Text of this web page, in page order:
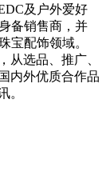
及户外爱好
备销售商，并
宝配饰领域。
从选品、推广、
内外优质合作品
。